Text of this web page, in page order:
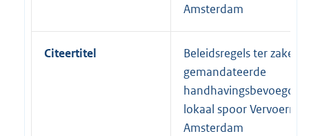
Amsterdam
Citeertitel
Beleidsregels ter zake
gemandateerde
lokaal spoor
Amsterdam